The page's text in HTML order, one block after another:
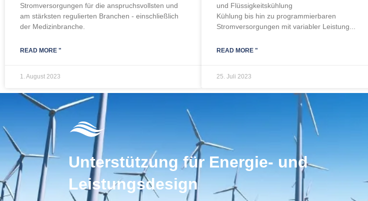
Stromversorgungen für die anspruchsvollsten und
am stärksten regulierten Branchen - einschließlich
der Medizinbranche.
READ MORE "
1. August 2023
und Flüssigkeitskühlung
Kühlung bis hin zu programmierbaren
Stromversorgungen mit variabler Leistung...
READ MORE "
25. Juli 2023
Unterstützung für Energie- und
Leistungsdesign